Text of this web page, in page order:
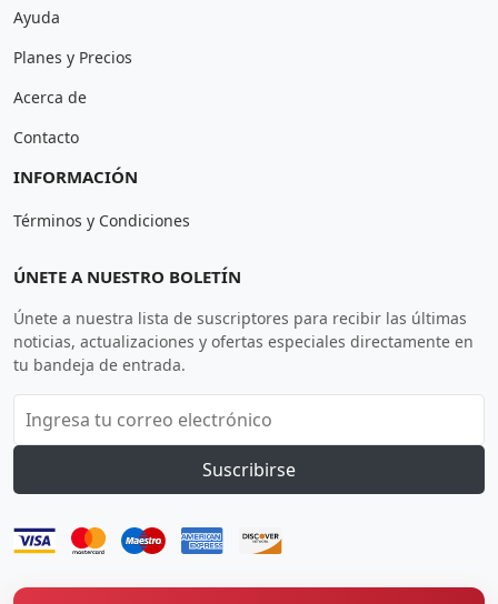
Ayuda
Planes y Precios
Acerca de
Contacto
INFORMACIÓN
Términos y Condiciones
ÚNETE A NUESTRO BOLETÍN
Únete a nuestra lista de suscriptores para recibir las últimas
noticias, actualizaciones y ofertas especiales directamente en
tu bandeja de entrada.
Suscribirse